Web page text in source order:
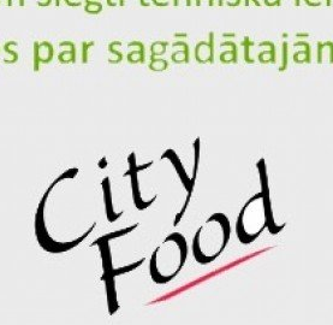
Pievienot
17.90 €